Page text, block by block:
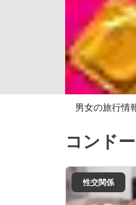
男女の旅行情
コンド
性交関係